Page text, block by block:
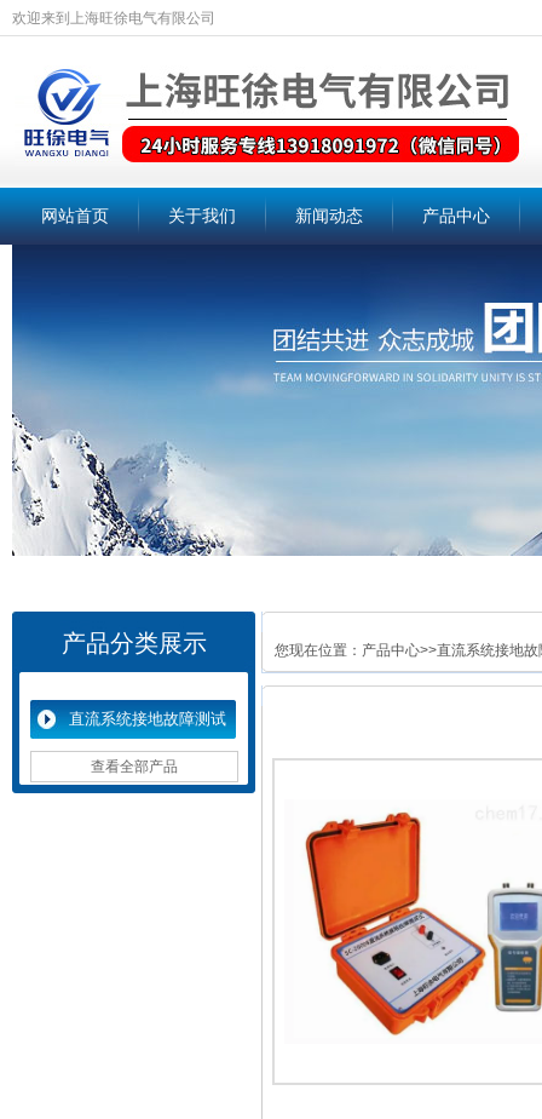
欢迎来到上海旺徐电气有限公司
网站首页 关于我们 新闻动态 产品中心
产品分类展示
直流系统接地故障测试
仪 查看全部产品
您现在位置： 产品中心>>直流系统接地故